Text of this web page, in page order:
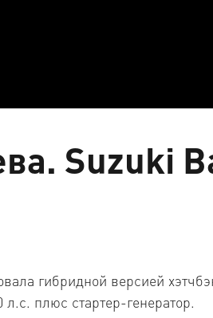
Suzuki
гибридной версией
л.с. плюс стартер-генератор.